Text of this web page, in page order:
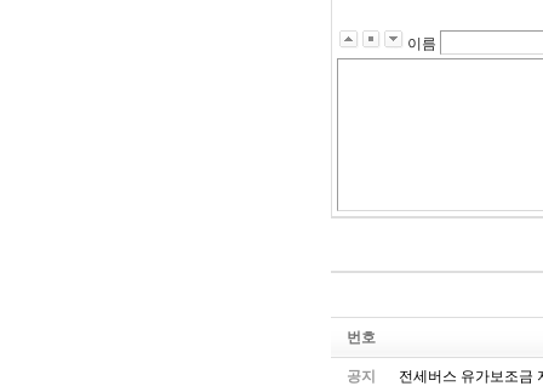
이름
번호
공지 전세버스 유가보조금